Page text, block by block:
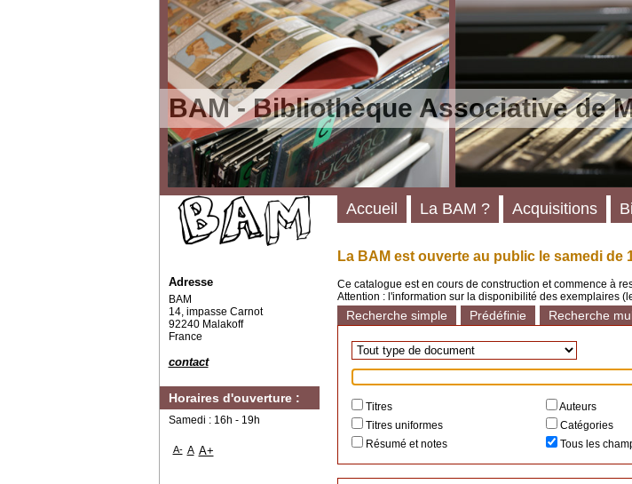
BAM - Bibliothèque Associative de
La BAM est ouverte au public le samedi de
Ce catalogue est en cours de construction et commence à
Attention : l'information sur la disponibilité des exemplaires
Recherche simple Prédéfinie Recherche
Titres Auteurs
Titres uniformes
Catégories
Résumé et notes
Tous les
Accueil La BAM ? Acquisitions
Adresse
BAM
14, impasse Carnot
92240 Malakoff
France
contact
Horaires d'ouverture :
Samedi : 16h - 19h
A- A A+